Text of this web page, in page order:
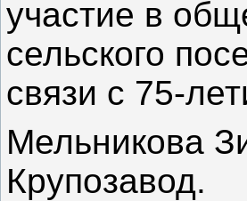
участие в
сельского
связи с 75-
Мельникова
Крупозавод.